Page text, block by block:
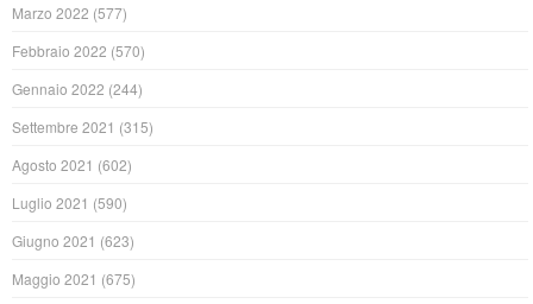
Marzo 2022 (577)
Febbraio 2022 (570)
Gennaio 2022 (244)
Settembre 2021 (315)
Agosto 2021 (602)
Luglio 2021 (590)
Giugno 2021 (623)
Maggio 2021 (675)